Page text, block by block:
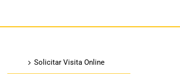
Solicitar Visita Online